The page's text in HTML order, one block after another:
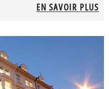
EN SAVOIR PLUS